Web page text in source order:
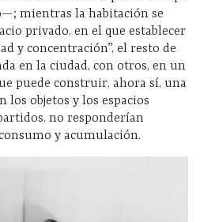
mientras la habitación se
privado, en el que establecer
y concentración”, el resto de
en la ciudad, con otros, en un
puede construir, ahora sí, una
los objetos y los espacios
no responderían
y acumulación.